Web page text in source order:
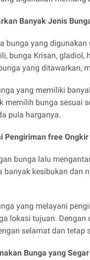
Banyak Jenis
bunga yang
bunga Krisan,
yang ditawarkan,
yang memiliki
memilih bunga sesuai
pula harganya.
Pengiriman free
bunga lalu
banyak kesibukan dan
yang melayani
lokasi tujuan.
selamat dan tetap
Bunga yang Segar